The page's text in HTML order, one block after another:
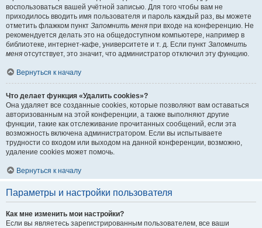
воспользоваться вашей учётной записью. Для того чтобы вам не
приходилось вводить имя пользователя и пароль каждый раз, вы можете
отметить флажком пункт Запомнить меня при входе на конференцию. Не
рекомендуется делать это на общедоступном компьютере, например в
библиотеке, интернет-кафе, университете и т. д. Если пункт Запомнить
меня отсутствует, это значит, что администратор отключил эту функцию.
Вернуться к началу
Что делает функция «Удалить cookies»?
Она удаляет все созданные cookies, которые позволяют вам оставаться
авторизованным на этой конференции, а также выполняют другие
функции, такие как отслеживание прочитанных сообщений, если эта
возможность включена администратором. Если вы испытываете
трудности со входом или выходом на данной конференции, возможно,
удаление cookies может помочь.
Вернуться к началу
Параметры и настройки пользователя
Как мне изменить мои настройки?
Если вы являетесь зарегистрированным пользователем, все ваши